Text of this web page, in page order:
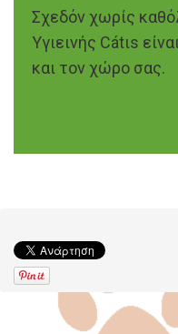
Σχεδόν χωρίς
Υγιεινής Cátιs
και τον χώρο σας.